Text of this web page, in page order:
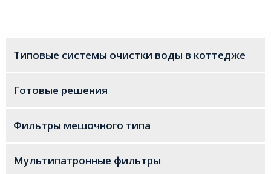
Типовые системы очистки воды в коттедже
Готовые решения
Фильтры мешочного типа
Мультипатронные фильтры